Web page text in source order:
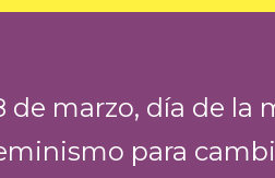
de marzo, día de la
para